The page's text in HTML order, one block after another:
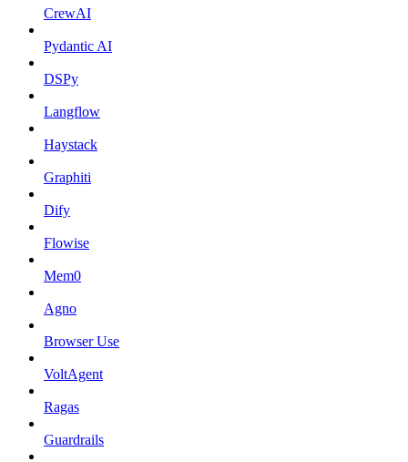
CrewAI
Pydantic AI
DSPy
Langflow
Haystack
Graphiti
Dify
Flowise
Mem0
Agno
Browser Use
VoltAgent
Ragas
Guardrails